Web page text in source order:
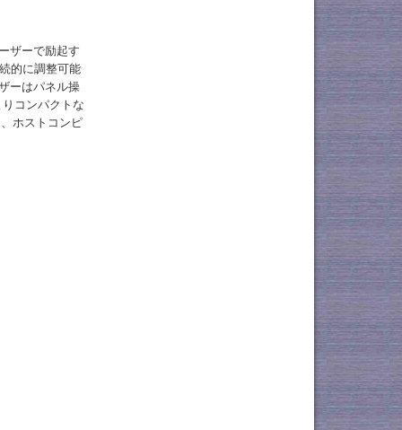
ザーで励起す
的に調整可能
ーはパネル操
コンパクトな
ホストコンピ